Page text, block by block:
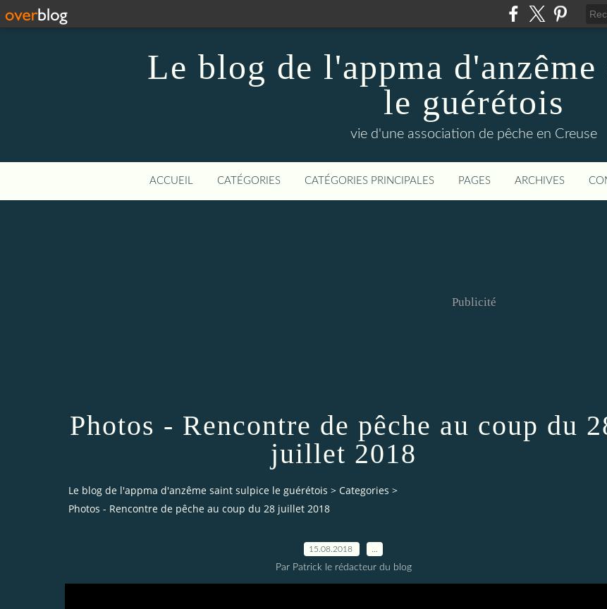
Le blog de l'appma
le guérétois
vie d'une association de pêche en Creuse
ACCUEIL CATÉGORIES CATÉGORIES PRINCIPALES PAGES ARCHIVES
Publicité
Photos - Rencontre de pêche au coup du
juillet 2018
Le blog de l'appma d'anzême saint sulpice le guérétois > Categories >
Photos - Rencontre de pêche au coup du 28 juillet 2018
15.08.2018
Par Patrick le rédacteur du blog